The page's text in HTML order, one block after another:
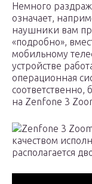
Немного
означает,
наушники вам
«подробно»,
мобильному
устройстве
операционная
соответственно,
на Zenfone 3
Zenfone 3
качеством
располагается